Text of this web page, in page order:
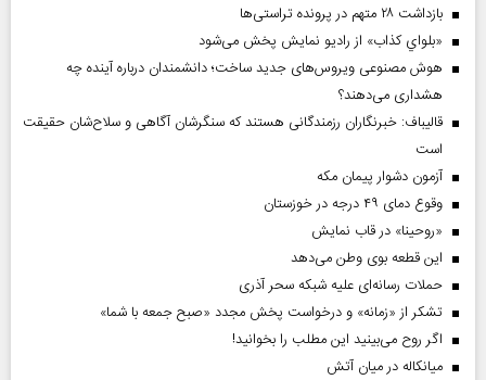
بازداشت ۲۸ متهم در پرونده تراستی‌ها
«بلواي کذاب» از رادیو نمایش پخش می‌شود
هوش مصنوعی ویروس‌های جدید ساخت؛ دانشمندان درباره آینده چه
هشداری می‌دهند؟
قالیباف: خبرنگاران رزمندگانی هستند که سنگرشان آگاهی و سلاح‌شان حقیقت
است
آزمون دشوار پیمان مکه
وقوع دمای ۴۹ درجه در خوزستان
«روحینا» در قاب نمایش
این قطعه بوی وطن می‌دهد
حملات رسانه‌ای علیه شبکه سحر آذری
تشکر از «زمانه» و درخواست پخش مجدد «صبح جمعه با شما»
اگر روح می‌بینید این مطلب را بخوانید!
میانکاله در میان آتش